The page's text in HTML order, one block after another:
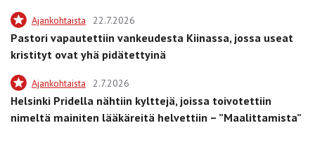
Ajankohtaista 22.7.2026
Pastori vapautettiin vankeudesta Kiinassa, jossa useat
kristityt ovat yhä pidätettyinä
Ajankohtaista 2.7.2026
Helsinki Pridella nähtiin kylttejä, joissa toivotettiin
nimeltä mainiten lääkäreitä helvettiin – ”Maalittamista”